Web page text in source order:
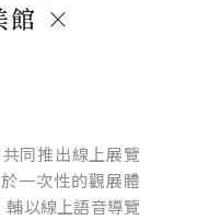
館 ×
同推出線上展覽
一次性的觀展體
以線上語音導覽